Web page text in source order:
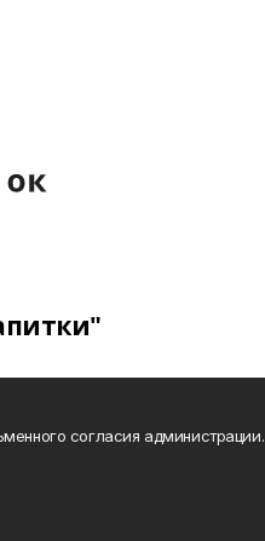
согласия администрации.